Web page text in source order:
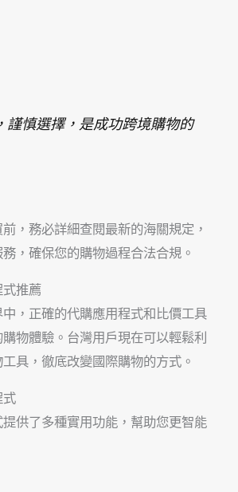
謹慎選擇，是成功跨境購物的
，務必詳細查閱最新的海關規定，
，確保您的購物過程合法合規。
推薦
，正確的代購應用程式和比價工具
物體驗。台灣用戶現在可以輕鬆利
具，徹底改變國際購物的方式。
式
供了多種實用功能，幫助您更智能